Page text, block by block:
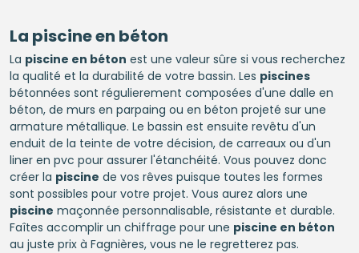
La piscine en béton
La piscine en béton est une valeur sûre si vous recherchez
la qualité et la durabilité de votre bassin. Les piscines
bétonnées sont régulierement composées d'une dalle en
béton, de murs en parpaing ou en béton projeté sur une
armature métallique. Le bassin est ensuite revêtu d'un
enduit de la teinte de votre décision, de carreaux ou d'un
liner en pvc pour assurer l'étanchéité. Vous pouvez donc
créer la piscine de vos rêves puisque toutes les formes
sont possibles pour votre projet. Vous aurez alors une
piscine maçonnée personnalisable, résistante et durable.
Faîtes accomplir un chiffrage pour une piscine en béton
au juste prix à Fagnières, vous ne le regretterez pas.